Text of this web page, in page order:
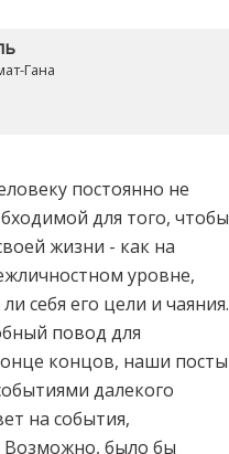
Гана
постоянно не
для того, чтобы
жизни - как на
уровне,
себя его цели и чаяния.
повод для
концов, наши посты
далекого
на события,
Возможно, было бы